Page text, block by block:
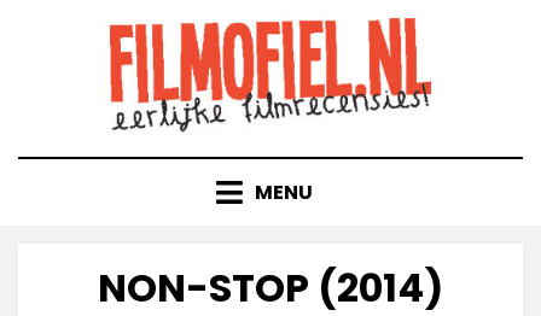
MENU
NON-STOP (2014)